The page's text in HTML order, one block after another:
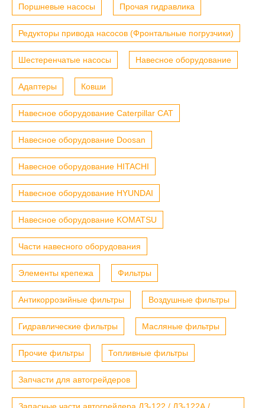
Поршневые насосы Прочая гидравлика
Редукторы привода насосов (Фронтальные погрузчики)
Шестеренчатые насосы Навесное оборудование
Адаптеры Ковши
Навесное оборудование Caterpillar CAT
Навесное оборудование Doosan
Навесное оборудование HITACHI
Навесное оборудование HYUNDAI
Навесное оборудование KOMATSU
Части навесного оборудования
Элементы крепежа Фильтры
Антикоррозийные фильтры Воздушные фильтры
Гидравлические фильтры Масляные фильтры
Прочие фильтры Топливные фильтры
Запчасти для автогрейдеров
Запасные части автогрейдера ДЗ-122 / ДЗ-122А /